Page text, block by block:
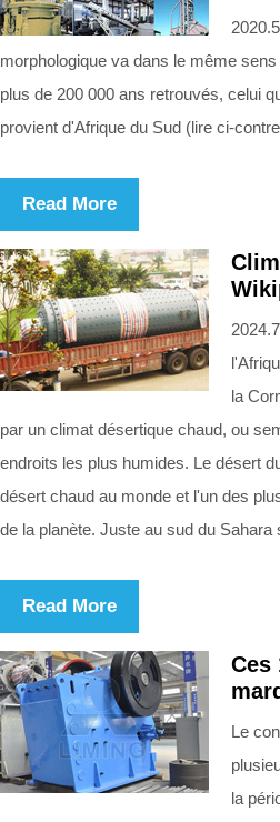
morphologique va dans le même
plus de 200 000 ans retrouvés, celui
provient d'Afrique du Sud (lire ci-
Read More
la
par un climat désertique chaud, ou
endroits les plus humides. Le désert
désert chaud au monde et l'un des
de la planète. Juste au sud du Sahara
Read More
Ces
Le
la